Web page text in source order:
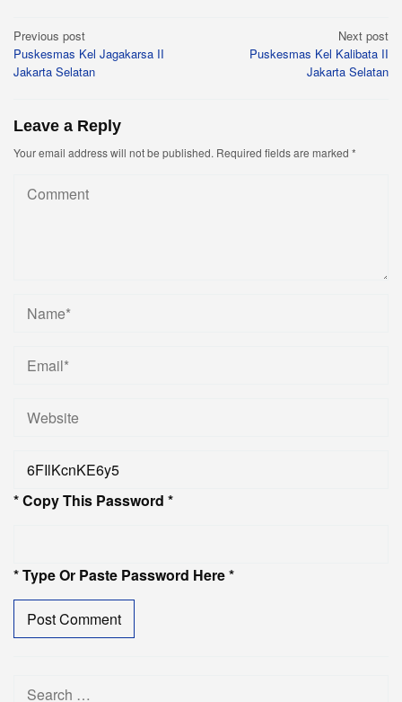
Post
navigation
Previous post
Puskesmas Kel Jagakarsa II
Jakarta Selatan
Next post
Puskesmas Kel Kalibata II
Jakarta Selatan
Leave a Reply
Your email address will not be published. Required fields are marked *
* Copy This Password *
* Type Or Paste Password Here *
Search